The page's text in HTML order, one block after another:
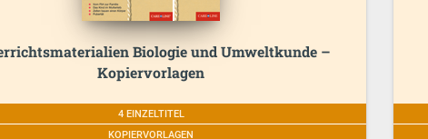
Biologie und Umweltkunde –
Kopiervorlagen
4 EINZELTITEL
KOPIERVORLAGEN